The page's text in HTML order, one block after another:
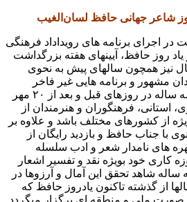
شاعر جهانی حافظ لسان‌الغیب
اجرای برنامه های رویداداد فرهنگی
روز حافظ، آیینهای هفته بزرگداشت
نیز همچون سالهای پیش به نحوی
مشهور و برنامه هایی غیر فاخر
برگزار شد.حافظیه، باید همه ساله در روزهای قبل و بعد از ۲۰ مهر
استانی، فرهنگوران و هنرمندان از
از کشورهای مختلف باشد و علاوه بر
با جناب حافظ و بازدید رایگان از
روز ۲۰ مهر ،چهره های نامدار شعر و ادب سلسله
خود بویژه نقد و تفسیر اشعار
ساله شاهد تحقق این آمال و آرزوها در
از گذشته تاکنون یادروز حافظ که
صورت ملی و منطقه ای برگزار میگردد